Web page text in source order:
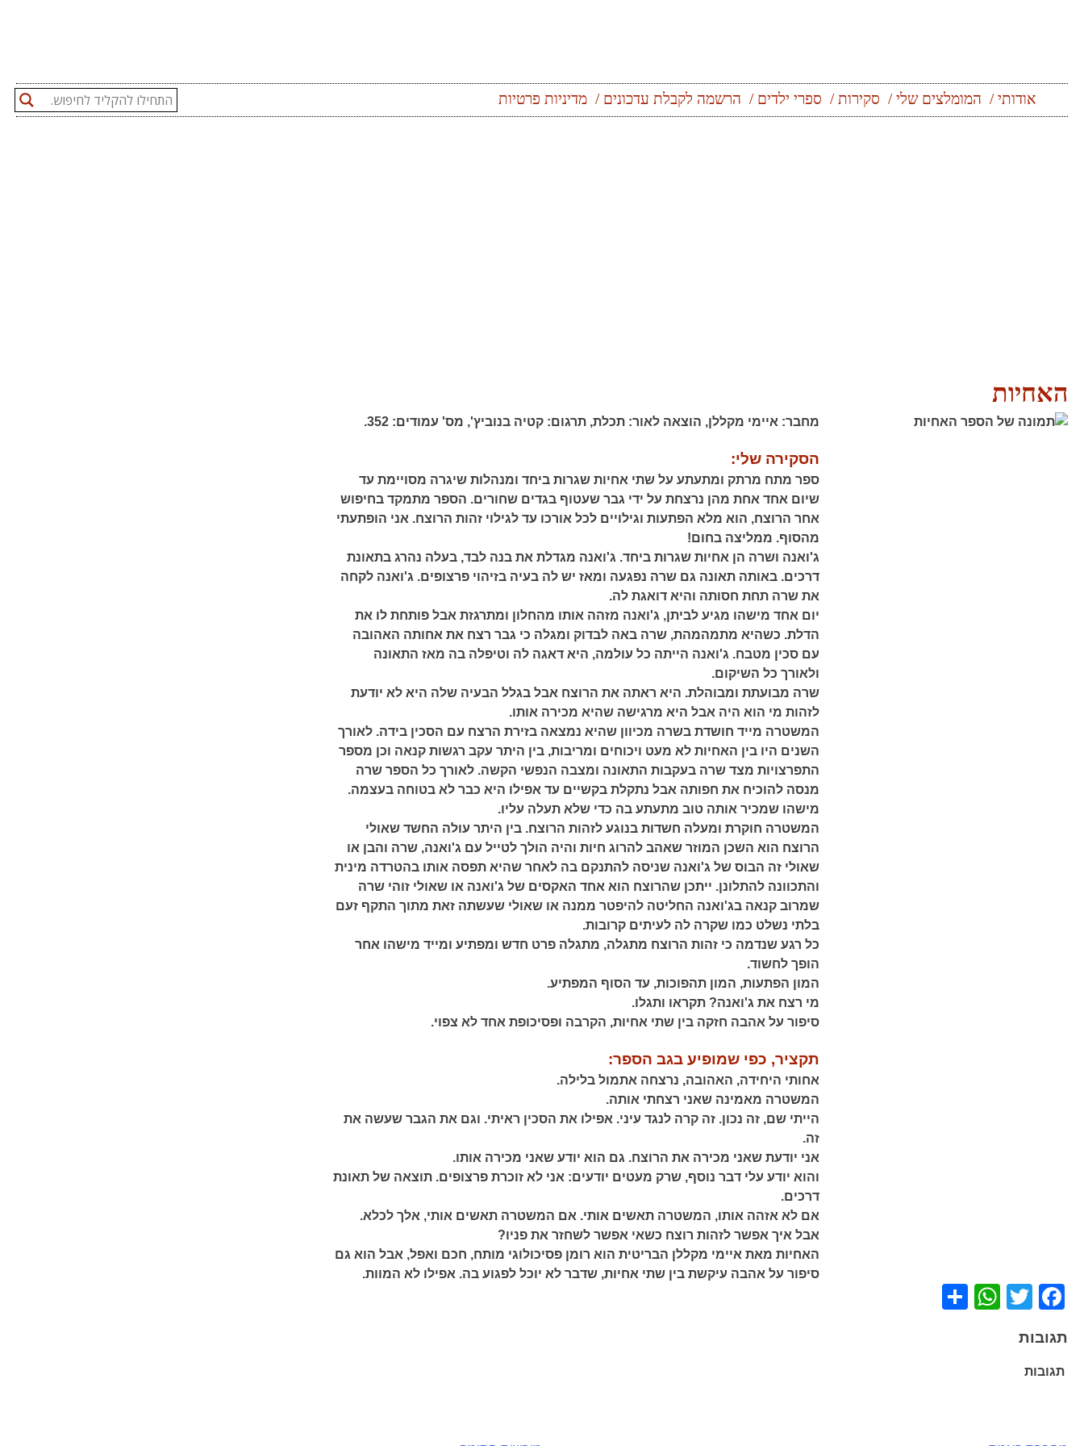
אודותי המומלצים שלי סקירות ספרי ילדים הרשמה לקבלת עדכונים מדיניות פרטיות
האחיות
מחבר: איימי מקללן, הוצאה לאור: תכלת, תרגום: קטיה בנוביץ', מס' עמודים:
הסקירה שלי:
ספר מתח מרתק ומתעתע על שתי אחיות שגרות ביחד ומנהלות שיגרה מסויימת עד
שיום אחד אחת מהן נרצחת על ידי גבר שעטוף בגדים שחורים. הספר מתמקד בחיפוש
אחר הרוצח, הוא מלא הפתעות וגילויים לכל אורכו עד לגילוי זהות הרוצח. אני הופתעתי
מהסוף. ממליצה בחום!
ג'ואנה ושרה הן אחיות שגרות ביחד. ג'ואנה מגדלת את בנה לבד, בעלה נהרג בתאונת
דרכים. באותה תאונה גם שרה נפגעה ומאז יש לה בעיה בזיהוי פרצופים. ג'ואנה לקחה
את שרה תחת חסותה והיא דואגת לה.
יום אחד מישהו מגיע לביתן, ג'ואנה מזהה אותו מהחלון ומתרגזת אבל פותחת לו את
הדלת. כשהיא מתמהמהת, שרה באה לבדוק ומגלה כי גבר רצח את אחותה האהובה
עם סכין מטבח. ג'ואנה הייתה כל עולמה, היא דאגה לה וטיפלה בה מאז התאונה
ולאורך כל השיקום.
שרה מבועתת ומבוהלת. היא ראתה את הרוצח אבל בגלל הבעיה שלה היא לא יודעת
לזהות מי הוא היה אבל היא מרגישה שהיא מכירה אותו.
המשטרה מייד חושדת בשרה מכיוון שהיא נמצאה בזירת הרצח עם הסכין בידה. לאורך
השנים היו בין האחיות לא מעט ויכוחים ומריבות, בין היתר עקב רגשות קנאה וכן מספר
התפרצויות מצד שרה בעקבות התאונה ומצבה הנפשי הקשה. לאורך כל הספר שרה
מנסה להוכיח את חפותה אבל נתקלת בקשיים עד אפילו היא כבר לא בטוחה בעצמה.
מישהו שמכיר אותה טוב מתעתע בה כדי שלא תעלה עליו.
המשטרה חוקרת ומעלה חשדות בנוגע לזהות הרוצח. בין היתר עולה החשד שאולי
הרוצח הוא השכן המוזר שאהב להרוג חיות והיה הולך לטייל עם ג'ואנה, שרה והבן או
שאולי זה הבוס של ג'ואנה שניסה להתנקם בה לאחר שהיא תפסה אותו בהטרדה מינית
והתכוונה להתלונן. ייתכן שהרוצח הוא אחד האקסים של ג'ואנה או שאולי זוהי שרה
שמרוב קנאה בג'ואנה החליטה להיפטר ממנה או שאולי שעשתה זאת מתוך התקף זעם
בלתי נשלט כמו שקרה לה לעיתים קרובות.
כל רגע שנדמה כי זהות הרוצח מתגלה, מתגלה פרט חדש ומפתיע ומייד מישהו אחר
הופך לחשוד.
המון הפתעות, המון תהפוכות, עד הסוף המפתיע.
מי רצח את ג'ואנה? תקראו ותגלו.
סיפור על אהבה חזקה בין שתי אחיות, הקרבה ופסיכופת אחד לא צפוי.
תקציר, כפי שמופיע בגב הספר:
אחותי היחידה, האהובה, נרצחה אתמול בלילה.
המשטרה מאמינה שאני רצחתי אותה.
הייתי שם, זה נכון. זה קרה לנגד עיני. אפילו את הסכין ראיתי. וגם את הגבר שעשה את
זה.
אני יודעת שאני מכירה את הרוצח. גם הוא יודע שאני מכירה אותו.
והוא יודע עלי דבר נוסף, שרק מעטים יודעים: אני לא זוכרת פרצופים. תוצאה של תאונת
דרכים.
אם לא אזהה אותו, המשטרה תאשים אותי. אם המשטרה תאשים אותי, אלך לכלא.
אבל איך אפשר לזהות רוצח כשאי אפשר לשחזר את פניו?
האחיות מאת איימי מקללן הבריטית הוא רומן פסיכולוגי מותח, חכם ואפל, אבל הוא גם
סיפור על אהבה עיקשת בין שתי אחיות, שדבר לא יוכל לפגוע בה. אפילו לא המוות.
Facebook
Twitter
WhatsApp
תגובות
תגובות